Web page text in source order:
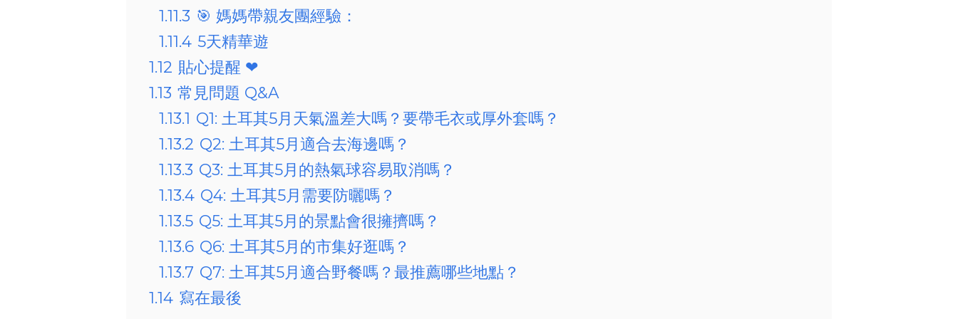
1.11.3 🎯 媽媽帶親友團經驗：
1.11.4 5天精華遊
1.12 貼心提醒 ❤
1.13 常見問題 Q&A
1.13.1 Q1: 土耳其5月天氣溫差大嗎？要帶毛衣或厚外套嗎？
1.13.2 Q2: 土耳其5月適合去海邊嗎？
1.13.3 Q3: 土耳其5月的熱氣球容易取消嗎？
1.13.4 Q4: 土耳其5月需要防曬嗎？
1.13.5 Q5: 土耳其5月的景點會很擁擠嗎？
1.13.6 Q6: 土耳其5月的市集好逛嗎？
1.13.7 Q7: 土耳其5月適合野餐嗎？最推薦哪些地點？
1.14 寫在最後